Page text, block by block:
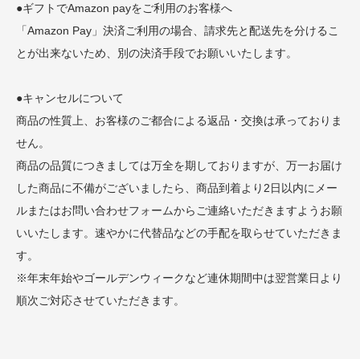
●ギフトでAmazon payをご利用のお客様へ
「Amazon Pay」決済ご利用の場合、請求先と配送先を分けるこ
とが出来ないため、別の決済手段でお願いいたします。
●キャンセルについて
商品の性質上、お客様のご都合による返品・交換は承っておりま
せん。
商品の品質につきましては万全を期しておりますが、万一お届け
した商品に不備がございましたら、商品到着より2日以内にメー
ルまたはお問い合わせフォームからご連絡いただきますようお願
いいたします。速やかに代替品などの手配を取らせていただきま
す。
※年末年始やゴールデンウィークなど連休期間中は翌営業日より
順次ご対応させていただきます。